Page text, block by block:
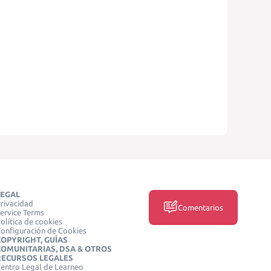
Terms
de cookies
de Cookies
GUÍAS
DSA & OTROS
LEGALES
Legal de Learneo
Comentarios